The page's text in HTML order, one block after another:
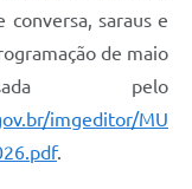
saraus e
de maio
pelo
imgeditor/MU
.